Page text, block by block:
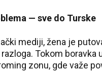
— sve do Turske
mediji, žena je
Tokom boravka
zonu, gde važe